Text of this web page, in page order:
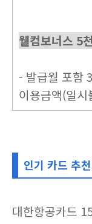
웰컴보너스 5
- 발급월 포함
이용금액(일
인기 카드 추천
대한항공카드